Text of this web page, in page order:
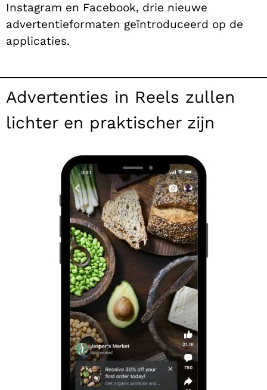
Instagram en Facebook, drie nieuwe
advertentieformaten geïntroduceerd op de
applicaties.
Advertenties in Reels zullen
lichter en praktischer zijn